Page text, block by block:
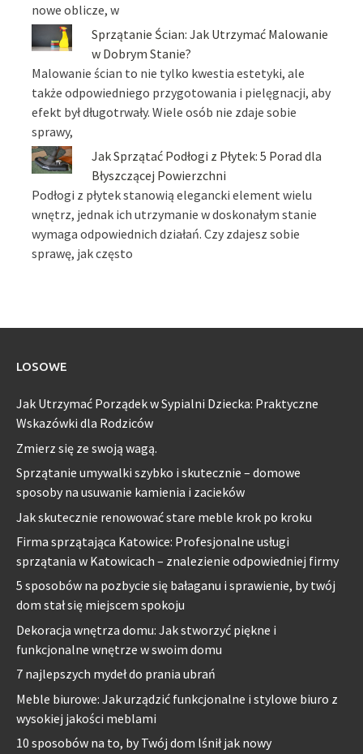
nowe oblicze, w
Sprzątanie Ścian: Jak Utrzymać Malowanie
w Dobrym Stanie?
Malowanie ścian to nie tylko kwestia estetyki, ale
także odpowiedniego przygotowania i pielęgnacji, aby
efekt był długotrwały. Wiele osób nie zdaje sobie
sprawy,
Jak Sprzątać Podłogi z Płytek: 5 Porad dla
Błyszczącej Powierzchni
Podłogi z płytek stanowią elegancki element wielu
wnętrz, jednak ich utrzymanie w doskonałym stanie
wymaga odpowiednich działań. Czy zdajesz sobie
sprawę, jak często
LOSOWE
Jak Utrzymać Porządek w Sypialni Dziecka: Praktyczne
Wskazówki dla Rodziców
Zmierz się ze swoją wagą.
Sprzątanie umywalki szybko i skutecznie – domowe
sposoby na usuwanie kamienia i zacieków
Jak skutecznie renowować stare meble krok po kroku
Firma sprzątająca Katowice: Profesjonalne usługi
sprzątania w Katowicach – znalezienie odpowiedniej firmy
5 sposobów na pozbycie się bałaganu i sprawienie, by twój
dom stał się miejscem spokoju
Dekoracja wnętrza domu: Jak stworzyć piękne i
funkcjonalne wnętrze w swoim domu
7 najlepszych mydeł do prania ubrań
Meble biurowe: Jak urządzić funkcjonalne i stylowe biuro z
wysokiej jakości meblami
10 sposobów na to, by Twój dom lśnił jak nowy